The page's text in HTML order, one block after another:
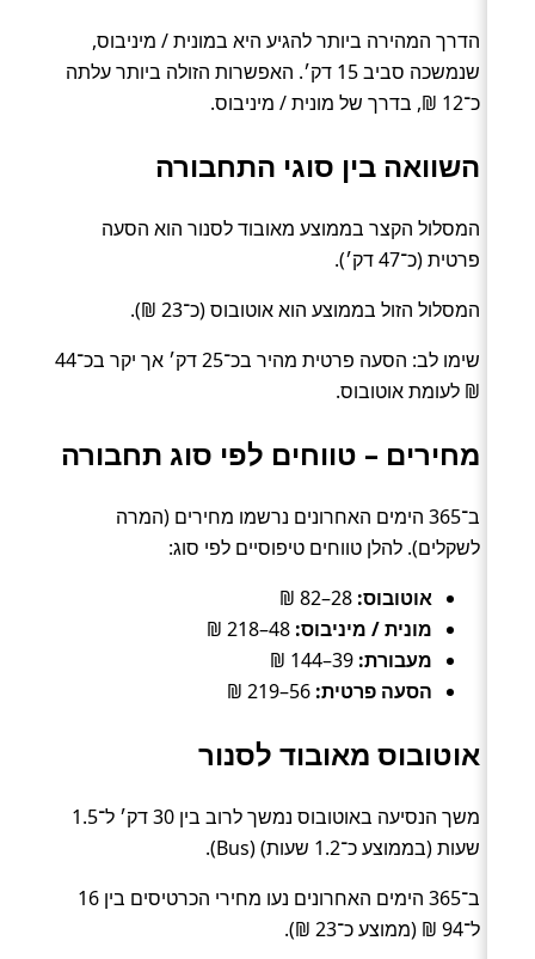
הדרך המהירה ביותר להגיע היא במונית / מיניבוס,
שנמשכה סביב 15 דק׳. האפשרות הזולה ביותר עלתה
כ־12 ₪, בדרך של מונית / מיניבוס.
השוואה בין סוגי התחבורה
המסלול הקצר בממוצע מאובוד לסנור הוא הסעה
פרטית (כ־47 דק׳).
המסלול הזול בממוצע הוא אוטובוס (כ־23 ₪).
שימו לב: הסעה פרטית מהיר בכ־25 דק׳ אך יקר בכ־44
₪ לעומת אוטובוס.
מחירים – טווחים לפי סוג תחבורה
ב־365 הימים האחרונים נרשמו מחירים (המרה
לשקלים). להלן טווחים טיפוסיים לפי סוג:
אוטובוס:
מונית / מיניבוס:
מעבורת:
הסעה פרטית:
אוטובוס מאובוד לסנור
משך הנסיעה באוטובוס נמשך לרוב בין 30 דק׳ ל־1.5
שעות (בממוצע כ־1.2 שעות) (Bus).
ב־365 הימים האחרונים נעו מחירי הכרטיסים בין 16
ל־94 ₪ (ממוצע כ־23 ₪).